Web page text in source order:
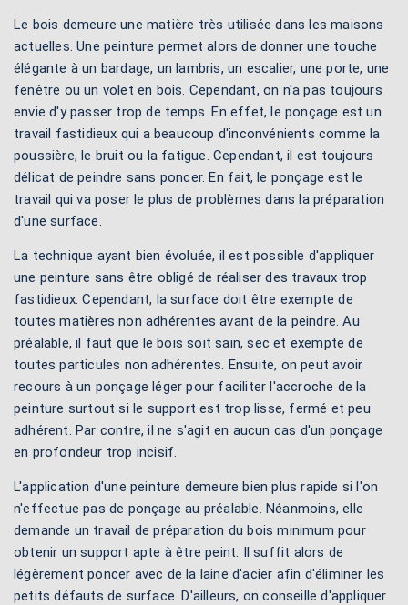
Le bois demeure une matière très utilisée dans les maisons
actuelles. Une peinture permet alors de donner une touche
élégante à un bardage, un lambris, un escalier, une porte, une
fenêtre ou un volet en bois. Cependant, on n'a pas toujours
envie d'y passer trop de temps. En effet, le ponçage est un
travail fastidieux qui a beaucoup d'inconvénients comme la
poussière, le bruit ou la fatigue. Cependant, il est toujours
délicat de peindre sans poncer. En fait, le ponçage est le
travail qui va poser le plus de problèmes dans la préparation
d'une surface.
La technique ayant bien évoluée, il est possible d'appliquer
une peinture sans être obligé de réaliser des travaux trop
fastidieux. Cependant, la surface doit être exempte de
toutes matières non adhérentes avant de la peindre. Au
préalable, il faut que le bois soit sain, sec et exempte de
toutes particules non adhérentes. Ensuite, on peut avoir
recours à un ponçage léger pour faciliter l'accroche de la
peinture surtout si le support est trop lisse, fermé et peu
adhérent. Par contre, il ne s'agit en aucun cas d'un ponçage
en profondeur trop incisif.
L'application d'une peinture demeure bien plus rapide si l'on
n'effectue pas de ponçage au préalable. Néanmoins, elle
demande un travail de préparation du bois minimum pour
obtenir un support apte à être peint. Il suffit alors de
légèrement poncer avec de la laine d'acier afin d'éliminer les
petits défauts de surface. D'ailleurs, on conseille d'appliquer